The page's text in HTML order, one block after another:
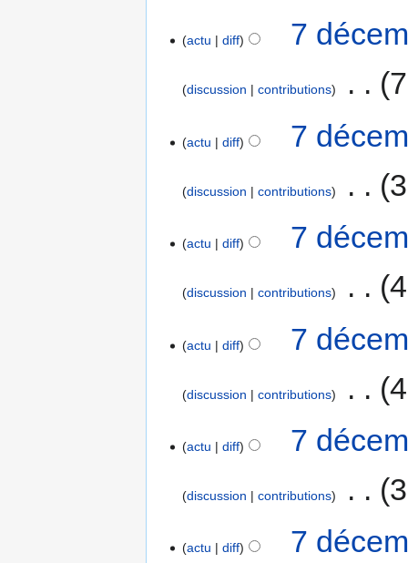
actu diff 7
discussion contributions
actu diff 7
discussion contributions
actu diff 7
discussion contributions
actu diff 7
discussion contributions
actu diff 7
discussion contributions
actu diff 7